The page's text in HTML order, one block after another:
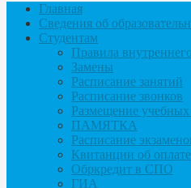
Главная
Сведения об
Студентам
Правила
Замены
Расписание занятий
Расписание звонков
Размещение учебных
ПАМЯТКА
Расписание
Квитанции об оплате
Обркредит в СПО
ГИА